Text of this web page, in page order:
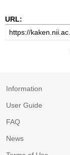
URL:
Information
User Guide
FAQ
News